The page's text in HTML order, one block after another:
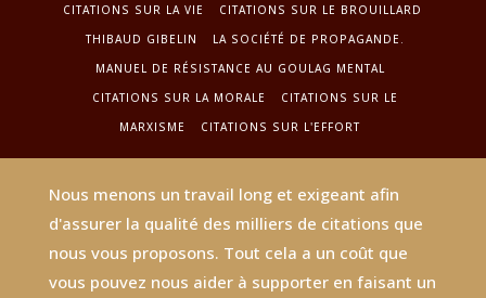
CITATIONS SUR LA VIE
CITATIONS SUR LE BROUILLARD
THIBAUD GIBELIN
LA SOCIÉTÉ DE PROPAGANDE.
MANUEL DE RÉSISTANCE AU GOULAG MENTAL
CITATIONS SUR LA MORALE
CITATIONS SUR LE
MARXISME
CITATIONS SUR L'EFFORT
Nous menons un travail long et exigeant afin
d'assurer la qualité des milliers de citations que
nous vous proposons. Tout cela a un coût que
vous pouvez nous aider à supporter en faisant un